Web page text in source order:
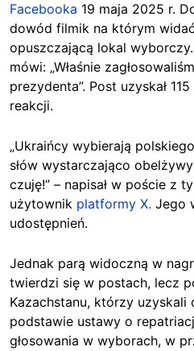
Facebooka 19 maja 2025 r.
dowód filmik na którym
opuszczającą lokal
mówi: „Właśnie
prezydenta”. Post uzyskał
reakcji.
„Ukraińcy wybierają
słów wystarczająco
czuję!” – napisał w poście z
użytownik platformy X. Jego
udostępnień.
Jednak parą widoczną w
twierdzi się w postach, lecz
Kazachstanu, którzy
podstawie ustawy o
głosowania w wyborach, w